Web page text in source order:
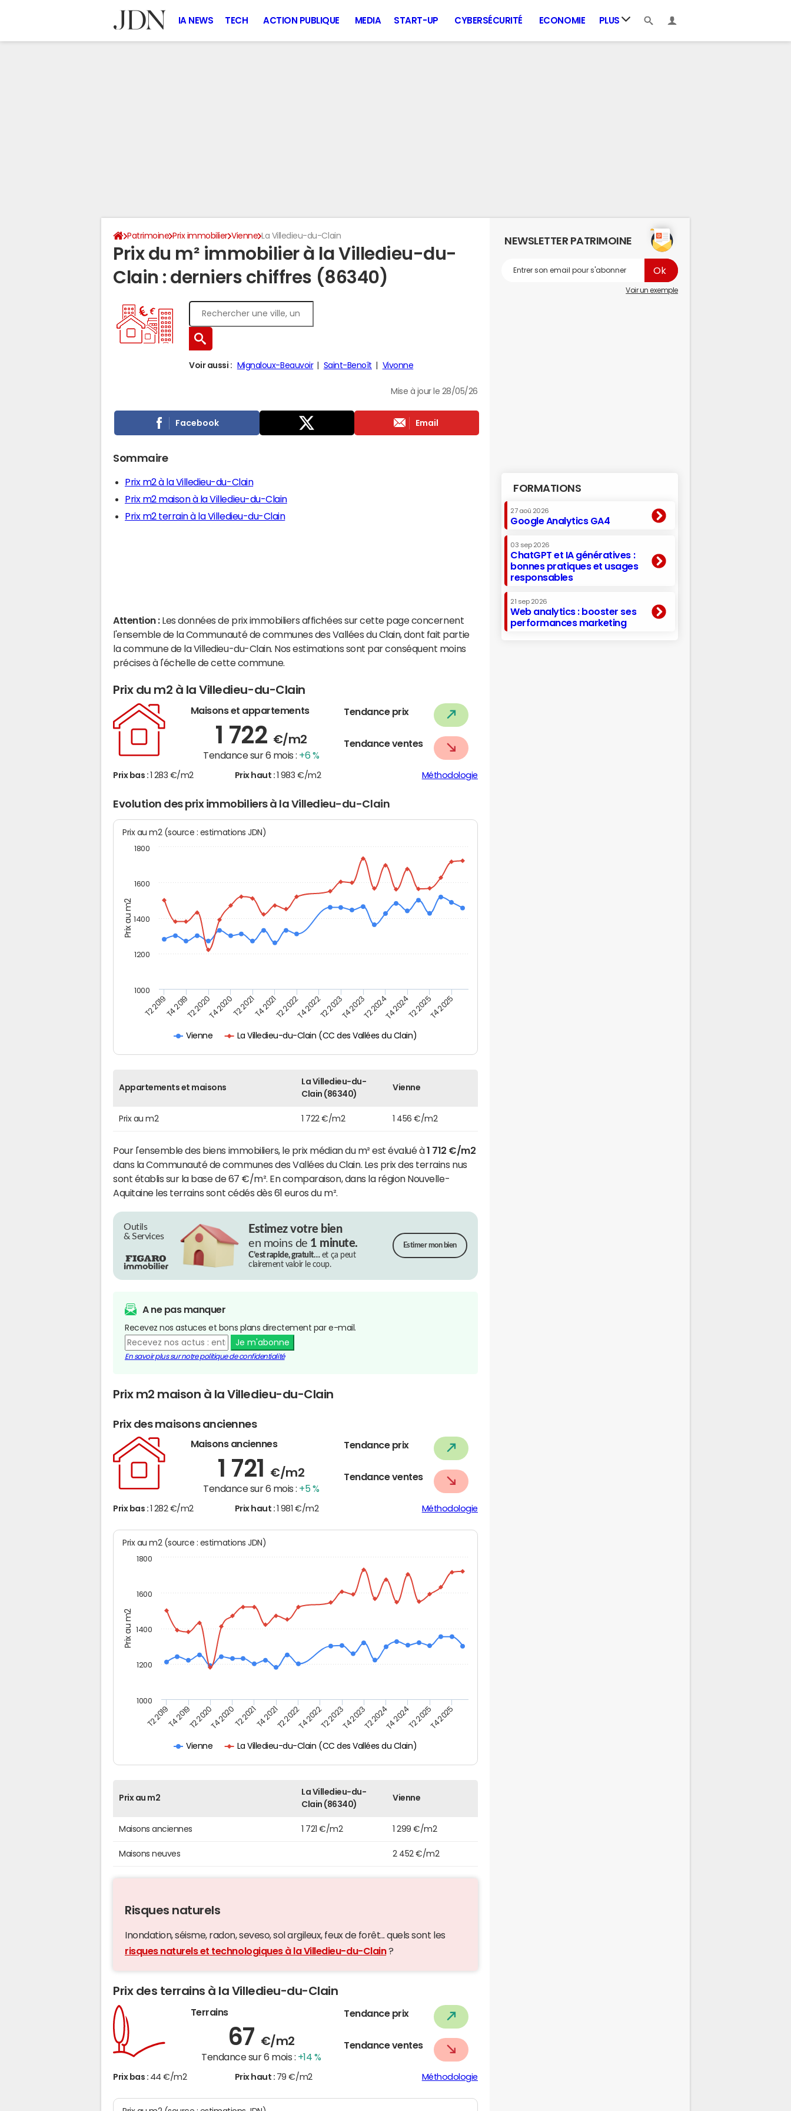
IA NEWS TECH ACTION PUBLIQUE MEDIA START-UP CYBERSÉCURITÉ ECONOMIE PLUS
Patrimoine Prix immobilier Vienne La Villedieu-du-Clain
Prix du m² immobilier à la Villedieu-du-
Clain : derniers chiffres (86340)
Voir aussi : Mignaloux-Beauvoir Saint-Benoît Vivonne
Mise à jour le 28/05/26
Facebook Email
Sommaire
Prix m2 à la Villedieu-du-Clain
Prix m2 maison à la Villedieu-du-Clain
Prix m2 terrain à la Villedieu-du-Clain
Attention : Les données de prix immobiliers affichées sur cette page concernent
l'ensemble de la Communauté de communes des Vallées du Clain, dont fait partie
la commune de la Villedieu-du-Clain. Nos estimations sont par conséquent moins
précises à l'échelle de cette commune.
Prix du m2 à la Villedieu-du-Clain
Maisons et appartements
1 722 €/m2
Tendance sur 6 mois : +6 %
Tendance prix
Tendance ventes
Prix bas : 1 283 €/m2 Prix haut : 1 983 €/m2 Méthodologie
Evolution des prix immobiliers à la Villedieu-du-Clain
Prix au m2
Prix au m2 (source : estimations JDN)
Vienne La Villedieu-du-Clain (CC des Vallées du Clain)
T2 2019T4 2019T2 2020T4 2020T2 2021T4 2021T2 2022T4 2022T2 2023T4 2023T2 2024T4 2024T2 2025T4 2025
1200
1400
1600
1800
1000
Appartements et maisons
La Villedieu-du-
Clain (86340)
Vienne
Prix au m2 1 722 €/m2 1 456 €/m2
Pour l'ensemble des biens immobiliers, le prix médian du m² est évalué à1 712 €/m2
dans la Communauté de communes des Vallées du Clain. Les prix des terrains nus
sont établis sur la base de 67 €/m². En comparaison, dans la région Nouvelle-
Aquitaine les terrains sont cédés dès 61 euros du m².
Outils
& Services
Estimez votre bien
en moins de 1 minute.
C’est rapide, gratuit…et ça peut
clairement valoir le coup.
Estimer mon bien
A ne pas manquer
Recevez nos astuces et bons plans directement par e-mail.
Je m'abonne
En savoir plus sur notre politique de confidentialité
Prix m2 maison à la Villedieu-du-Clain
Prix des maisons anciennes
Maisons anciennes
1 721 €/m2
Tendance sur 6 mois : +5 %
Tendance prix
Tendance ventes
Prix bas : 1 282 €/m2 Prix haut : 1 981 €/m2 Méthodologie
Prix au m2
Prix au m2 (source : estimations JDN)
Vienne La Villedieu-du-Clain (CC des Vallées du Clain)
T2 2019T4 2019T2 2020T4 2020T2 2021T4 2021T2 2022T4 2022T2 2023T4 2023T2 2024T4 2024T2 2025T4 2025
1000
1200
1400
1600
1800
Prix au m2
La Villedieu-du-
Clain (86340)
Vienne
Maisons anciennes 1 721 €/m2 1 299 €/m2
Maisons neuves 2 452 €/m2
Risques naturels
Inondation, séisme, radon, seveso, sol argileux, feux de forêt... quels sont les
risques naturels et technologiques à la Villedieu-du-Clain?
Prix des terrains à la Villedieu-du-Clain
Terrains
67 €/m2
Tendance sur 6 mois : +14 %
Tendance prix
Tendance ventes
Prix bas : 44 €/m2 Prix haut : 79 €/m2 Méthodologie
NEWSLETTER PATRIMOINE
Voir un exemple
FORMATIONS
27 aoû 2026
Google Analytics GA4
03 sep 2026
ChatGPT et IA génératives :
bonnes pratiques et usages
responsables
21 sep 2026
Web analytics : booster ses
performances marketing